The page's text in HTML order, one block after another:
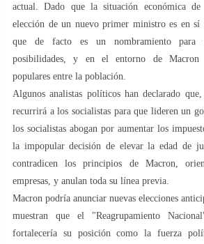
actual. Dado que la situación económica
elección de un nuevo primer ministro es en sí
que de facto es un nombramiento para
posibilidades, y en el entorno de Macron
populares entre la población.
Algunos analistas políticos han declarado
recurrirá a los socialistas para que lideren un
los socialistas abogan por aumentar los
la impopular decisión de elevar la edad de
contradicen los principios de Macron,
empresas, y anulan toda su línea previa.
Macron podría anunciar nuevas elecciones
muestran que el "Reagrupamiento
fortalecería su posición como la fuerza